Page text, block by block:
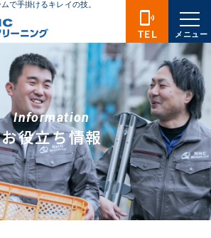
Information
お役立ち情報
phonelink_ring
TEL メニュー